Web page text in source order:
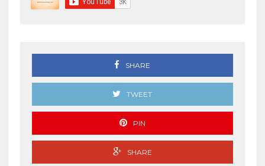
SHARE
TWEET
PIN
SHARE